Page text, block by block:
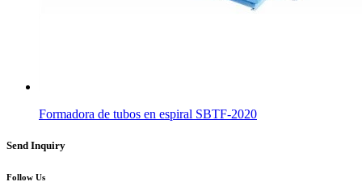
Formadora de tubos en espiral SBTF-2020
Send Inquiry
Follow Us